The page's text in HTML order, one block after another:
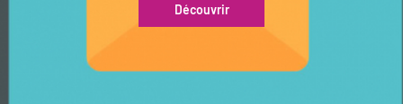
Découvrir